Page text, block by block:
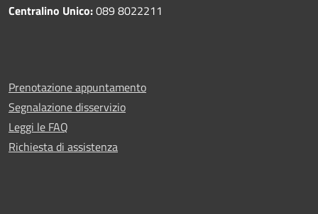
Centralino Unico:089 8022211
Prenotazione appuntamento
Segnalazione disservizio
Leggi le FAQ
Richiesta di assistenza